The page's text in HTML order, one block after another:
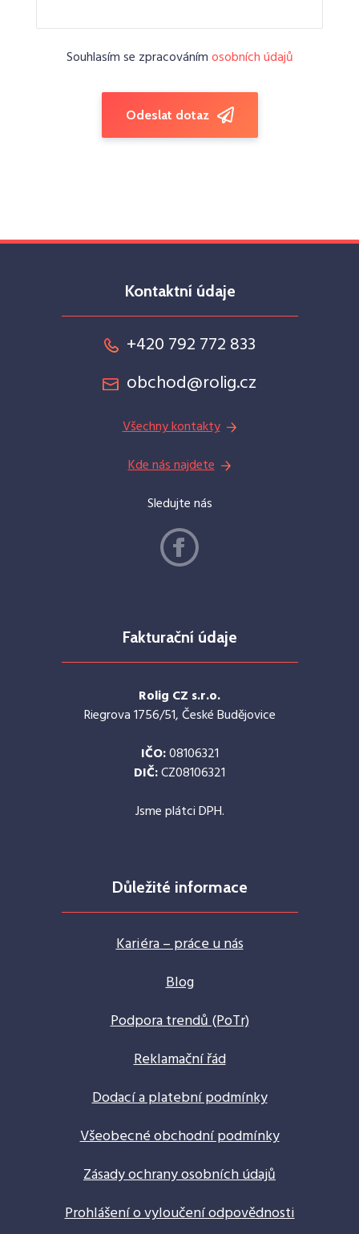
Souhlasím se zpracovánímosobních údajů
Odeslat dotaz
Kontaktní údaje
+420 792 772 833
obchod@rolig.cz
Všechny kontakty
Kde nás najdete
Sledujte nás
Fakturační údaje
Rolig CZ s.r.o.
Riegrova 1756/51, České Budějovice
IČO:08106321
DIČ:CZ08106321
Jsme plátci DPH.
Důležité informace
Kariéra – práce u nás
Blog
Podpora trendů (PoTr)
Reklamační řád
Dodací a platební podmínky
Všeobecné obchodní podmínky
Zásady ochrany osobních údajů
Prohlášení o vyloučení odpovědnosti